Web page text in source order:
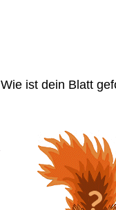
Wie ist dein Blatt